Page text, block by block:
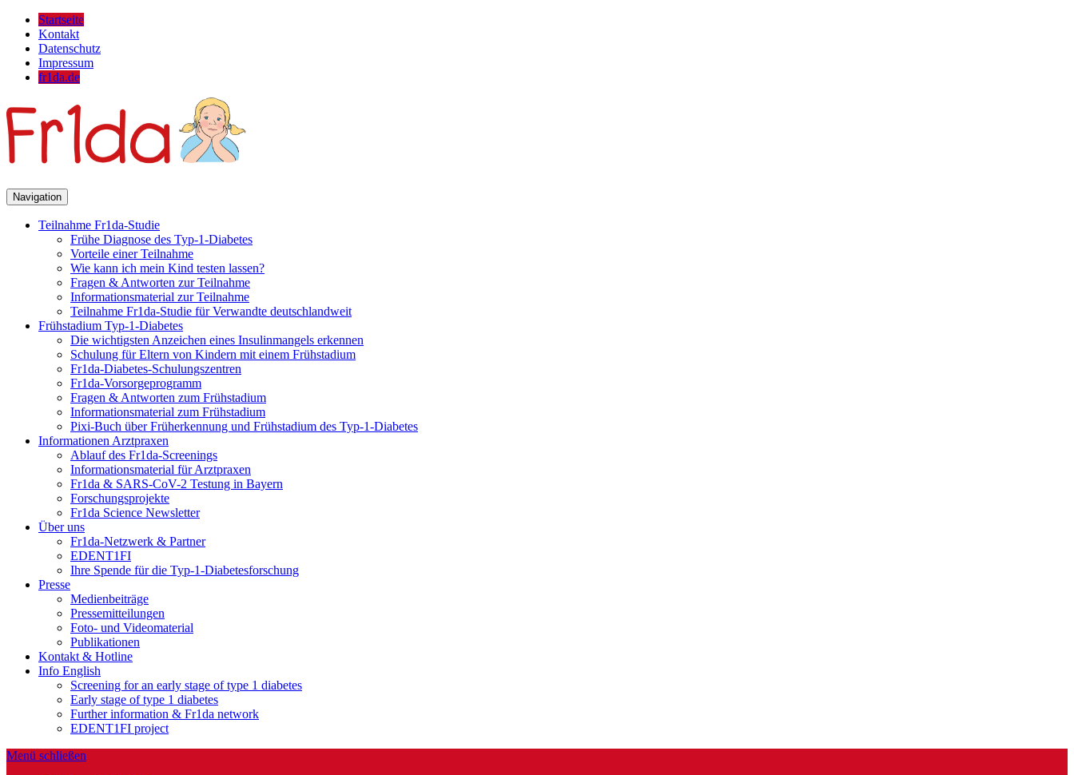
Startseite
Kontakt
Datenschutz
Impressum
fr1da.de
Navigation
Teilnahme Fr1da-Studie
Frühe Diagnose des Typ-1-Diabetes
Vorteile einer Teilnahme
Wie kann ich mein Kind testen lassen?
Fragen & Antworten zur Teilnahme
Informationsmaterial zur Teilnahme
Teilnahme Fr1da-Studie für Verwandte deutschlandweit
Frühstadium Typ-1-Diabetes
Die wichtigsten Anzeichen eines Insulinmangels erkennen
Schulung für Eltern von Kindern mit einem Frühstadium
Fr1da-Diabetes-Schulungszentren
Fr1da-Vorsorgeprogramm
Fragen & Antworten zum Frühstadium
Informationsmaterial zum Frühstadium
Pixi-Buch über Früherkennung und Frühstadium des Typ-1-Diabetes
Informationen Arztpraxen
Ablauf des Fr1da-Screenings
Informationsmaterial für Arztpraxen
Fr1da & SARS-CoV-2 Testung in Bayern
Forschungsprojekte
Fr1da Science Newsletter
Über uns
Fr1da-Netzwerk & Partner
EDENT1FI
Ihre Spende für die Typ-1-Diabetesforschung
Presse
Medienbeiträge
Pressemitteilungen
Foto- und Videomaterial
Publikationen
Kontakt & Hotline
Info English
Screening for an early stage of type 1 diabetes
Early stage of type 1 diabetes
Further information & Fr1da network
EDENT1FI project
Menü schließen